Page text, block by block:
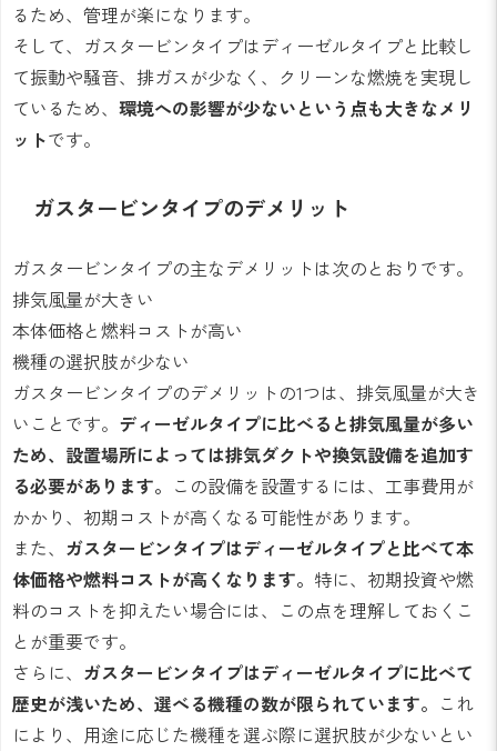
るため、管理が楽になります。
そして、ガスタービンタイプはディーゼルタイプと比較し
て振動や騒音、排ガスが少なく、クリーンな燃焼を実現し
ているため、 環境への影響が少ないという点も大きなメリ
ットです。
ガスタービンタイプのデメリット
ガスタービンタイプの主なデメリットは次のとおりです。
排気風量が大きい
本体価格と燃料コストが高い
機種の選択肢が少ない
ガスタービンタイプのデメリットの1つは、排気風量が大き
いことです。 ディーゼルタイプに比べると排気風量が多い
ため、設置場所によっては排気ダクトや換気設備を追加す
る必要があります。 この設備を設置するには、工事費用が
かかり、初期コストが高くなる可能性があります。
また、 ガスタービンタイプはディーゼルタイプと比べて本
体価格や燃料コストが高くなります。 特に、初期投資や燃
料のコストを抑えたい場合には、この点を理解しておくこ
とが重要です。
さらに、 ガスタービンタイプはディーゼルタイプに比べて
歴史が浅いため、選べる機種の数が限られています。 これ
により、用途に応じた機種を選ぶ際に選択肢が少ないとい